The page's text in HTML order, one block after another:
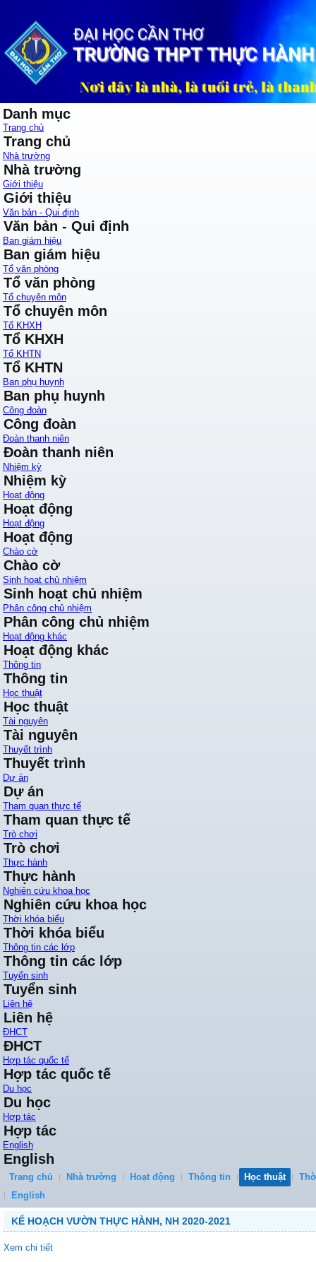
Danh mục
Trang chủ
Trang chủ
Nhà trường
Nhà trường
Giới thiệu
Giới thiệu
Văn bản - Qui định
Văn bản - Qui định
Ban giám hiệu
Ban giám hiệu
Tổ văn phòng
Tổ văn phòng
Tổ chuyên môn
Tổ chuyên môn
Tổ KHXH
Tổ KHXH
Tổ KHTN
Tổ KHTN
Ban phụ huynh
Ban phụ huynh
Công đoàn
Công đoàn
Đoàn thanh niên
Đoàn thanh niên
Nhiệm kỳ
Nhiệm kỳ
Hoạt động
Hoạt động
Hoạt động
Hoạt động
Chào cờ
Chào cờ
Sinh hoạt chủ nhiệm
Sinh hoạt chủ nhiệm
Phân công chủ nhiệm
Phân công chủ nhiệm
Hoạt động khác
Hoạt động khác
Thông tin
Thông tin
Học thuật
Học thuật
Tài nguyên
Tài nguyên
Thuyết trình
Thuyết trình
Dự án
Dự án
Tham quan thực tế
Tham quan thực tế
Trò chơi
Trò chơi
Thực hành
Thực hành
Nghiên cứu khoa học
Nghiên cứu khoa học
Thời khóa biểu
Thời khóa biểu
Thông tin các lớp
Thông tin các lớp
Tuyển sinh
Tuyển sinh
Liên hệ
Liên hệ
ĐHCT
ĐHCT
Hợp tác quốc tế
Hợp tác quốc tế
Du học
Du học
Hợp tác
Hợp tác
English
English
Trang chủ Nhà trường Hoạt động Thông tin Học thuật
English
KẾ HOẠCH VƯỜN THỰC HÀNH, NH 2020-2021
Xem chi tiết